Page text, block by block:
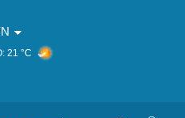
21 °C